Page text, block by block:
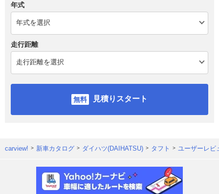
年式
走行距離
見積りスタート
carview! 新車カタログ ダイハツ(DAIHATSU) タフト ユーザーレビ